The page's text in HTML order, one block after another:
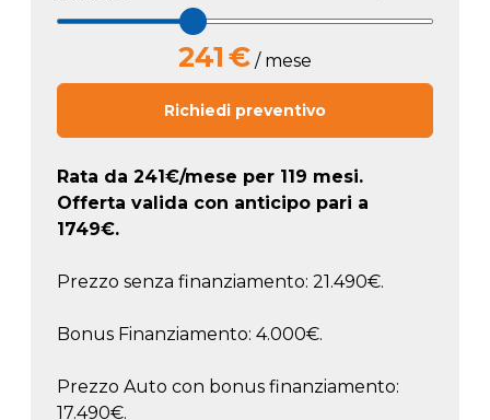
241 € / mese
Richiedi preventivo
Rata da 241 €/mese per 119 mesi.
Offerta valida con anticipo pari a
1749€.
Prezzo senza finanziamento: 21.490€.
Bonus Finanziamento: 4.000€.
Prezzo Auto con bonus finanziamento:
17.490€.